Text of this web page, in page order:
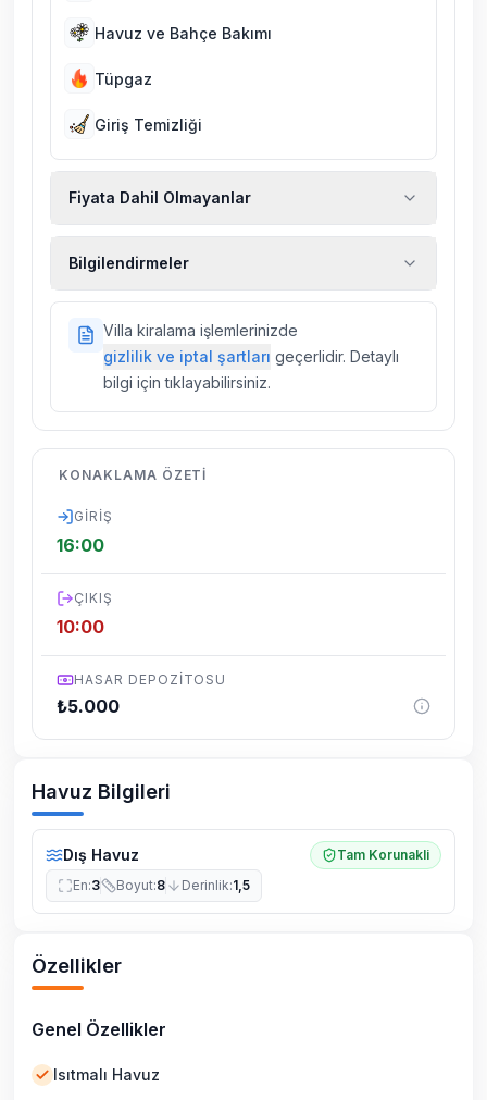
Havuz ve Bahçe Bakımı
Tüpgaz
Giriş Temizliği
Fiyata Dahil Olmayanlar
sigortaları fiyatlara dahil değildir.
Bilgilendirmeler
villalarımızda düzenli olarak ilaçlama
yapılmaktadır. Buna rağmen çevrede
kelebek, böcek, sinek vs. bulunma ihtimali
dönemsel olarak altyapı çalışmaları
yapılabilmektedir. Bu çalışma nedeniyle yol
Villa kiralama işlemlerinizde
gizlilik ve iptal şartları geçerlidir. Detaylı
bilgi için tıklayabilirsiniz.
KONAKLAMA ÖZETI
GIRIŞ
16:00
ÇIKIŞ
10:00
HASAR DEPOZITOSU
₺5.000
Havuz Bilgileri
Dış Havuz
Tam Korunakli
En:3 Boyut:8 Derinlik:1,5
Özellikler
Genel Özellikler
Isıtmalı Havuz